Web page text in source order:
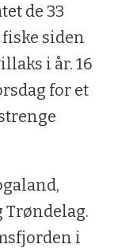
i
og
de 33
siden
i år. 16
for et
Trøndelag.
i